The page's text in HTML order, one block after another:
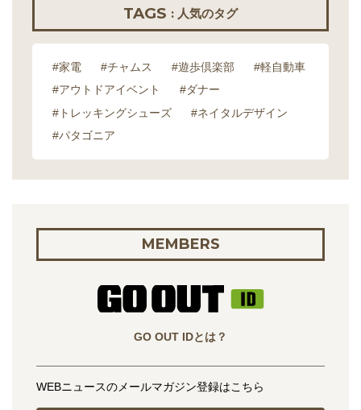
TAGS : 人気のタグ
#家電 #チャムス #遊歩倶楽部
#軽自動車
#アウトドアイベント
#ダナー
#トレッキングシューズ
#ネイタルデザイン
#パタゴニア
MEMBERS
GO OUT IDとは？
WEBニュースのメールマガジン登録はこちら